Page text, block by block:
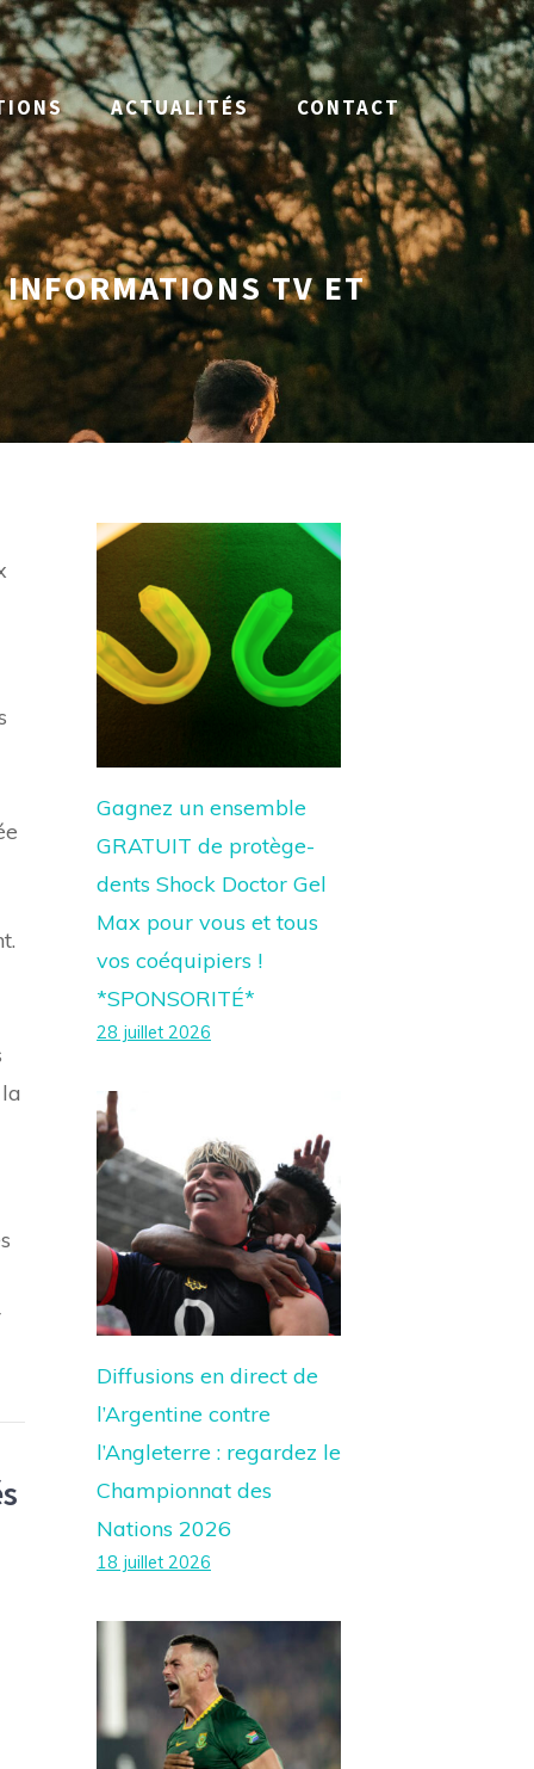
ACTUALITÉS CONTACT
TV ET
Gagnez un ensemble
GRATUIT de protège-
dents Shock Doctor Gel
Max pour vous et tous
vos coéquipiers !
*SPONSORITÉ*
28 juillet 2026
Diffusions en direct de
l’Argentine contre
l’Angleterre : regardez le
Championnat des
Nations 2026
18 juillet 2026